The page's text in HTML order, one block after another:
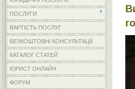
ПОСЛУГИ
ВАРТІСТЬ ПОСЛУГ
БЕЗКОШТОВНІ КОНСУЛЬТАЦІЇ
КАТАЛОГ СТАТЕЙ
ЮРИСТ ОНЛАЙН
ФОРУМ